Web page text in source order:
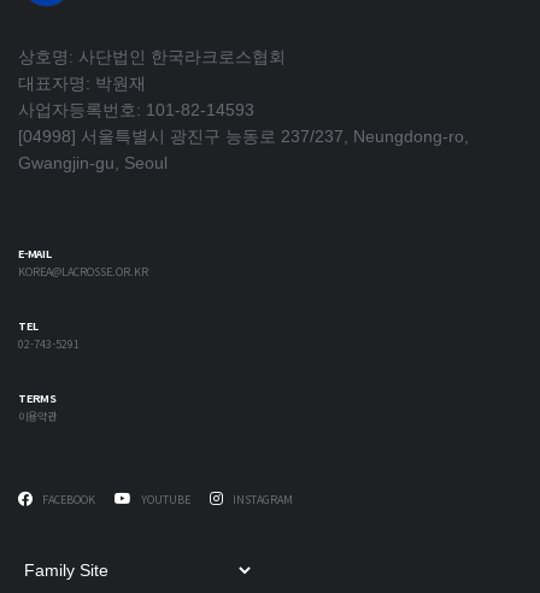
상호명: 사단법인 한국라크로스협회
대표자명: 박원재
사업자등록번호: 101-82-14593
[04998] 서울특별시 광진구 능동로 237/237, Neungdong-ro,
Gwangjin-gu, Seoul
E-MAIL
KOREA@LACROSSE.OR.KR
TEL
02-743-5291
TERMS
이용약관
FACEBOOK YOUTUBE INSTAGRAM